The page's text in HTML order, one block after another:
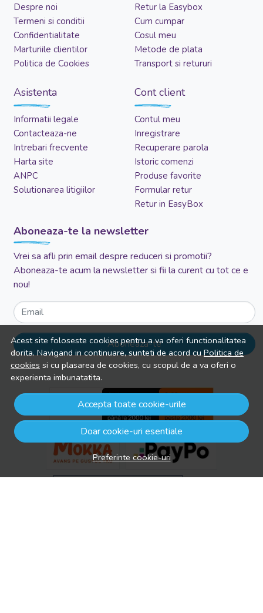
Acest site foloseste cookies pentru a va oferi functionalitatea
dorita. Navigand in continuare, sunteti de acord cuPolitica de
cookies si cu plasarea de cookies, cu scopul de a va oferi o
experienta imbunatatita.
Accepta toate cookie-urile
Doar cookie-uri esentiale
Preferinte cookie-uri
Despre noi
Termeni si conditii
Confidentialitate
Marturiile clientilor
Politica de Cookies
Retur la Easybox
Cum cumpar
Cosul meu
Metode de plata
Transport si retururi
Asistenta
Informatii legale
Contacteaza-ne
Intrebari frecvente
Harta site
ANPC
Solutionarea litigiilor
Cont client
Contul meu
Inregistrare
Recuperare parola
Istoric comenzi
Produse favorite
Formular retur
Retur in EasyBox
Aboneaza-te la newsletter
Vrei sa afli prin email despre reduceri si promotii?
Aboneaza-te acum la newsletter si fii la curent cu tot ce e
nou!
Email
Aboneaza-te